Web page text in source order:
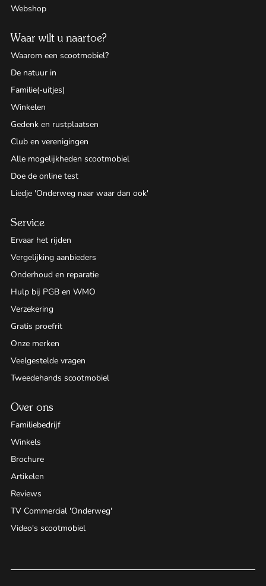
Webshop
Waar wilt u naartoe?
Waarom een scootmobiel?
De natuur in
Familie(-uitjes)
Winkelen
Gedenk en rustplaatsen
Club en verenigingen
Alle mogelijkheden scootmobiel
Doe de online test
Liedje 'Onderweg naar waar dan ook'
Service
Ervaar het rijden
Vergelijking aanbieders
Onderhoud en reparatie
Hulp bij PGB en WMO
Verzekering
Gratis proefrit
Onze merken
Veelgestelde vragen
Tweedehands scootmobiel
Over ons
Familiebedrijf
Winkels
Brochure
Artikelen
Reviews
TV Commercial 'Onderweg'
Video's scootmobiel